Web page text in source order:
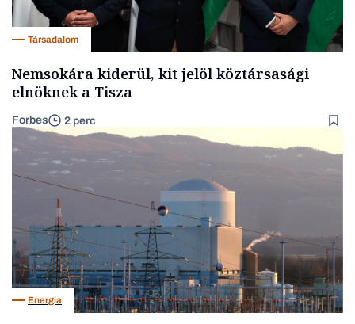
Társadalom
Nemsokára kiderül, kit jelöl köztársasági
elnöknek a Tisza
Forbes 2 perc
Energia